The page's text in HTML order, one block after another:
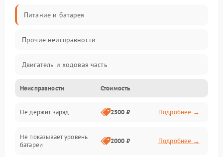
Питание и батарея
Прочие неисправности
Двигатель и ходовая часть
Тормоза и безопасность
Подвеска и колеса
Электроника и управление
Неисправности Стоимость
Не держит заряд 2500 ₽ Подробнее →
Не показывает уровень
батареи
2000 ₽ Подробнее →